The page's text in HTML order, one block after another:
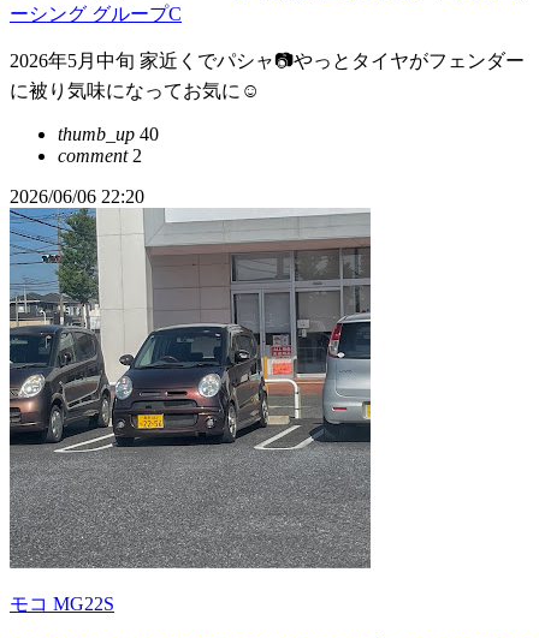
ーシング グループC
2026年5月中旬 家近くでパシャ📷やっとタイヤがフェンダー
に被り気味になってお気に☺️
thumb_up 40
comment2
2026/06/06 22:20
モコ MG22S